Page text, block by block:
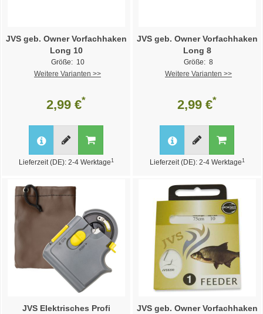
JVS geb. Owner Vorfachhaken
Long 10
Größe: 10
Weitere Varianten >>
2,99 €*
Lieferzeit (DE): 2-4 Werktage 1
JVS geb. Owner Vorfachhaken
Long 8
Größe: 8
Weitere Varianten >>
2,99 €*
Lieferzeit (DE): 2-4 Werktage 1
JVS Elektrisches Profi
JVS geb. Owner Vorfachhaken